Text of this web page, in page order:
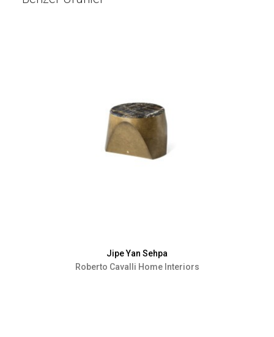
Jipe Yan Sehpa
Roberto Cavalli Home Interiors